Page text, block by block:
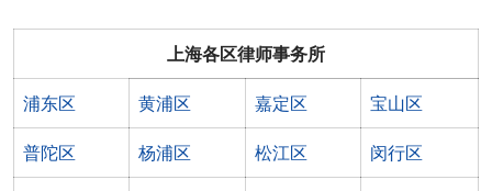
上海各区律师事务所
浦东区 黄浦区 嘉定区 宝山区
普陀区 杨浦区 松江区 闵行区